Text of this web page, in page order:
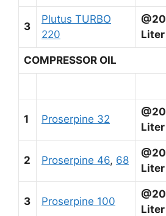
3
Plutus TURBO
220
@20
Liter
COMPRESSOR OIL
1 Proserpine 32
@20
Liter
2 Proserpine 46, 68
@20
Liter
3 Proserpine 100
@20
Liter